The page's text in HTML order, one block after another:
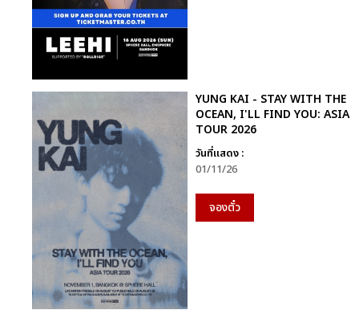
YUNG KAI - STAY WITH THE
OCEAN, I'LL FIND YOU: ASIA
TOUR 2026
วันที่แสดง :
01/11/26
จองตั๋ว